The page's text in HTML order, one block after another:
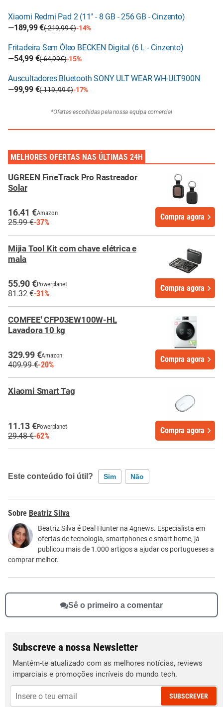
Xiaomi Redmi Pad 2 (11'' - 8 GB - 256 GB - Cinzento)
—189,99 €( 219,99 €)-14%
Fritadeira Sem Óleo BECKEN Digital (6 L - Cinzento)
—54,99 €( 64,99€)-15%
Auscultadores Bluetooth SONY ULT WEAR WH-ULT900N
—99,99 €( 119 ,99 €)-17%
*Ofertas escolhidas pela nossa equipa comercial
MELHORES OFERTAS NAS ÚLTIMAS 24H
UGREEN FineTrack Pro Rastreador
Solar
16.41 €Amazon
25.99 €-37%
Compra agora
Mijia Tool Kit com chave elétrica e
mala
55.90 €Powerplanet
81.32 €-31%
Compra agora
COMFEE' CFP03EW100W-HL
Lavadora 10 kg
329.99 €Amazon
409.99 €-20%
Compra agora
Xiaomi Smart Tag
11.13 €Powerplanet
29.48 €-62%
Compra agora
Este conteúdo foi útil? Sim Não
Este conteúdo contém informação incorreta
Este conteúdo não tem a informação que procuro
Outro
Beatriz Silva
Beatriz Silva é Deal Hunter na 4gnews. Especialista em
ofertas de tecnologia, smartphones e smart home, já
publicou mais de 1.000 artigos a ajudar os portugueses a
comprar melhor.
Sê o primeiro a comentar
Subscreve a nossa Newsletter
Mantém-te atualizado com as melhores notícias, reviews
imparciais e promoções incríveis do mundo tech.
SUBSCREVER